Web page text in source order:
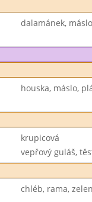
dalamánek,
houska, máslo,
krupicová
vepřový guláš,
chléb, rama,